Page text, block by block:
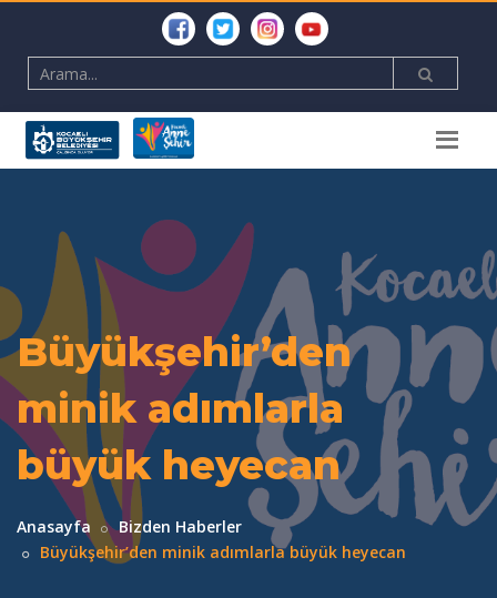
Büyükşehir’den
minik adımlarla
büyük heyecan
Anasayfa
Bizden Haberler
Büyükşehir’den minik adımlarla büyük heyecan